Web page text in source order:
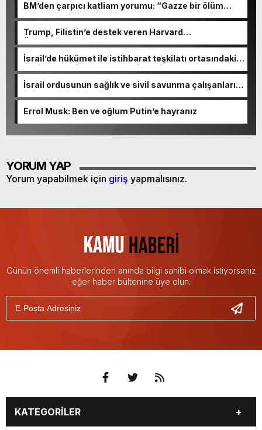
BM’den çarpıcı katliam yorumu: “Gazze bir ölüm
tarlasına dönüştü”
Trump, Filistin’e destek veren Harvard
Üniversitesi’ni tehdit etti
İsrail’de hükümet ile istihbarat teşkilatı ortasındaki
çekişme yeni skandalla derinleşti
İsrail ordusunun sağlık ve sivil savunma çalışanlarını
infaz ettiği görüntüler ortaya çıktı
Errol Musk: Ben ve oğlum Putin’e hayranız
YORUM YAP
Yorum yapabilmek için giriş yapmalısınız.
Günün önemli haberlerinden anında bilgi sahibi olmak istiyorsanız
eğer haber bültenine üye olun.
KATEGORİLER